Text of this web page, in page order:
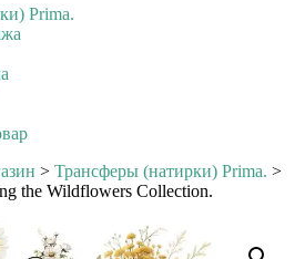
Prima.
> Трансферы (натирки) Prima. >
the Wildflowers Collection.